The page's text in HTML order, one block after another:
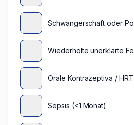
Schwangerschaft oder
Wiederholte unerklärte
Orale Kontrazeptiva / HRT
Sepsis (<1 Monat)